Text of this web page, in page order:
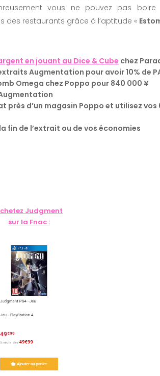
vous ne pouvez pas
des restaurants grâce à l’aptitude «
en jouant au Dice & Cube chez
Augmentation pour avoir 10% de
Omega chez Poppo pour 840 000 ¥
près d’un magasin Poppo et utilisez
fin de l’extrait ou de vos économies
Judgment
sur la Fnac :